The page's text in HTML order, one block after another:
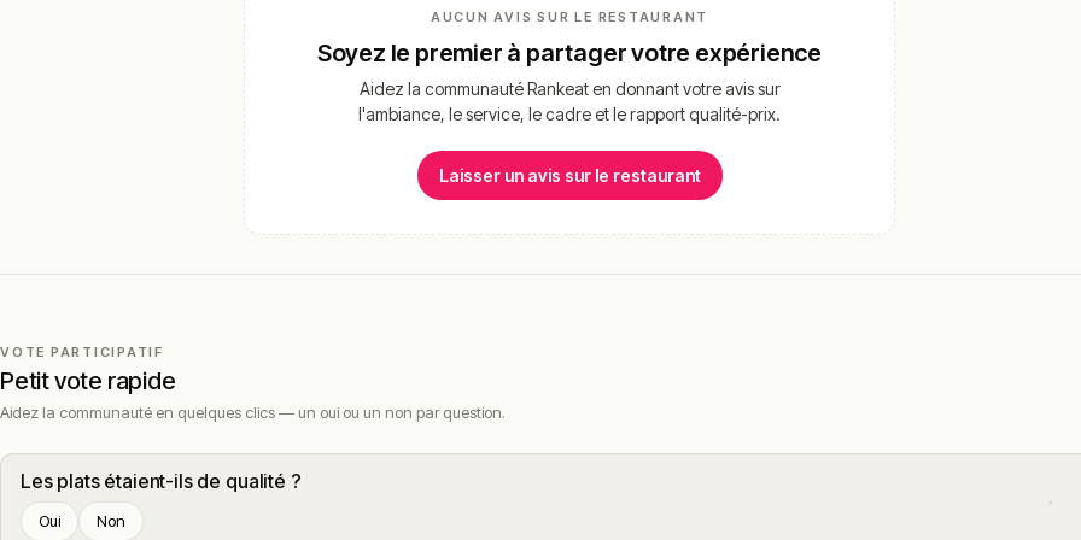
AUCUN AVIS SUR LE RESTAURANT
Soyez le premier à partager votre expérience
Aidez la communauté Rankeat en donnant votre avis sur
l'ambiance, le service, le cadre et le rapport qualité-prix.
Laisser un avis sur le restaurant
VOTE PARTICIPATIF
Petit vote rapide
Aidez la communauté en quelques clics — un oui ou un non par question.
Les plats étaient-ils de qualité ?
Oui Non